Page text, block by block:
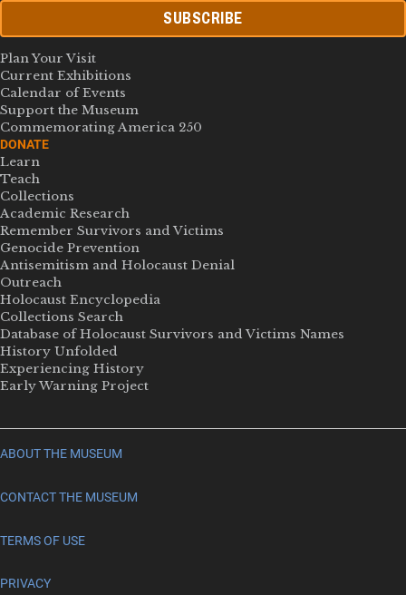
SUBSCRIBE
Plan Your Visit
Current Exhibitions
Calendar of Events
Support the Museum
Commemorating America 250
DONATE
Learn
Teach
Collections
Academic Research
Remember Survivors and Victims
Genocide Prevention
Antisemitism and Holocaust Denial
Outreach
Holocaust Encyclopedia
Collections Search
Database of Holocaust Survivors and Victims Names
History Unfolded
Experiencing History
Early Warning Project
ABOUT THE MUSEUM
CONTACT THE MUSEUM
TERMS OF USE
PRIVACY